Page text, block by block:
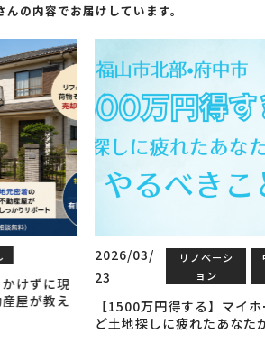
んの内容でお届けしています。
ョン
中古住宅・土地
得する】マイホームが欲しいけ
に疲れたあなたが次にやること
2026/
4
住まい
ルの特